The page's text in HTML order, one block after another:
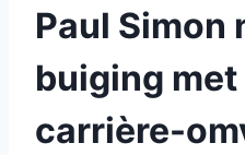
Paul Simon
buiging
carrière-